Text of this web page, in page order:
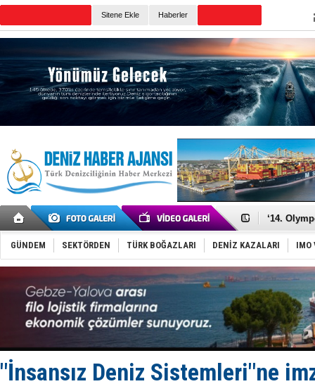
Sitene Ekle Haberler
Denizcilik
‘14.
Taksi
TÜRKLİM
SOCAR da
D-Marin,
Van’da
TAYK -
GÜNDEM SEKTÖRDEN TÜRK BOĞAZLARI DENİZ KAZALARI IMO
"İnsansız Deniz Sistemleri"ne